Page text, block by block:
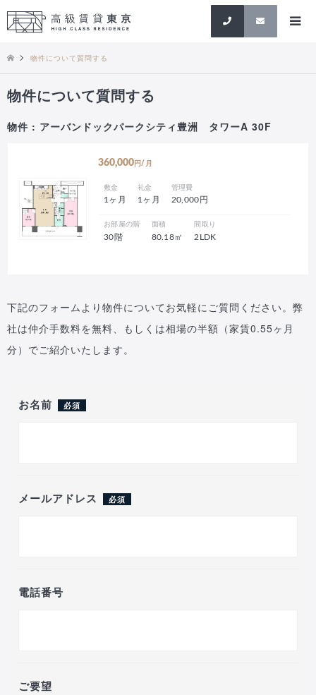
検索
物件について質問する
物件について質問する
物件 : アーバンドックパークシティ豊洲 タワーA 30F
360,000 円/月
敷金
1ヶ月
礼金
1ヶ月
管理費
20,000円
お部屋の階
30階
面積
80.18㎡
間取り
2LDK
下記のフォームより物件についてお気軽にご質問ください。弊
社は仲介手数料を無料、もしくは相場の半額（家賃0.55ヶ月
分）でご紹介いたします。
お名前 必須
メールアドレス 必須
電話番号
ご要望